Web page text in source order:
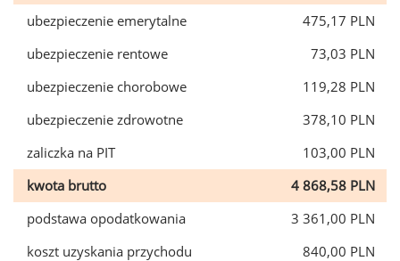
ubezpieczenie emerytalne
475,17 PLN
ubezpieczenie rentowe
73,03 PLN
ubezpieczenie chorobowe
119,28 PLN
ubezpieczenie zdrowotne
378,10 PLN
zaliczka na PIT
103,00 PLN
kwota brutto
4 868,58 PLN
podstawa opodatkowania
3 361,00 PLN
koszt uzyskania przychodu
840,00 PLN